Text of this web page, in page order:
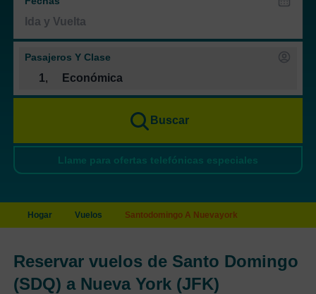
Pasajeros Y Clase
1, Económica
Buscar
Llame para ofertas telefónicas especiales
Hogar Vuelos Santodomingo A Nuevayork
Reservar vuelos de Santo Domingo
(SDQ) a Nueva York (JFK)